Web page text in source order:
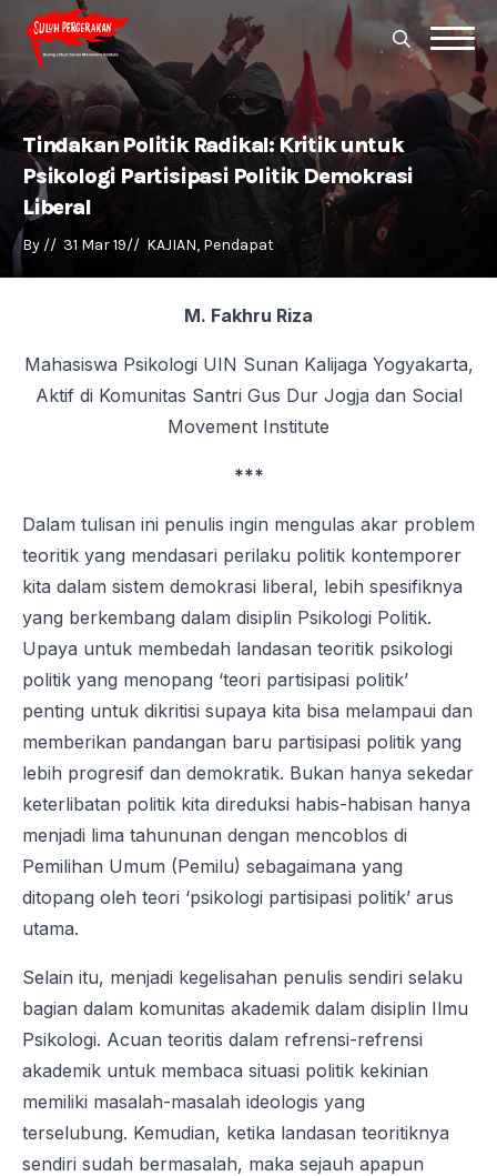
Search
for:
for:
Tindakan Politik Radikal: Kritik untuk
Psikologi Partisipasi Politik Demokrasi
Liberal
By // 31 Mar 19// KAJIAN Pendapat
M. Fakhru Riza
Mahasiswa Psikologi UIN Sunan Kalijaga Yogyakarta,
Aktif di Komunitas Santri Gus Dur Jogja dan Social
Movement Institute
***
Dalam tulisan ini penulis ingin mengulas akar problem
teoritik yang mendasari perilaku politik kontemporer
kita dalam sistem demokrasi liberal, lebih spesifiknya
yang berkembang dalam disiplin Psikologi Politik.
Upaya untuk membedah landasan teoritik psikologi
politik yang menopang ‘teori partisipasi politik’
penting untuk dikritisi supaya kita bisa melampaui dan
memberikan pandangan baru partisipasi politik yang
lebih progresif dan demokratik. Bukan hanya sekedar
keterlibatan politik kita direduksi habis-habisan hanya
menjadi lima tahununan dengan mencoblos di
Pemilihan Umum (Pemilu) sebagaimana yang
ditopang oleh teori ‘psikologi partisipasi politik’ arus
utama.
Selain itu, menjadi kegelisahan penulis sendiri selaku
bagian dalam komunitas akademik dalam disiplin Ilmu
Psikologi. Acuan teoritis dalam refrensi-refrensi
akademik untuk membaca situasi politik kekinian
memiliki masalah-masalah ideologis yang
terselubung. Kemudian, ketika landasan teoritiknya
sendiri sudah bermasalah, maka sejauh apapun